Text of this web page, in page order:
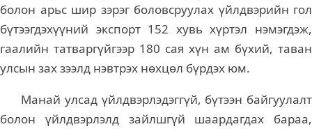
болон арьс шир зэрэг боловсруулах үйлдвэрийн гол
бүтээгдэхүүний экспорт 152 хувь хүртэл нэмэгдэж,
гаалийн татваргүйгээр 180 сая хүн ам бүхий, таван
улсын зах зээлд нэвтрэх нөхцөл бүрдэх юм.
Манай улсад үйлдвэрлэдэггүй, бүтээн байгуулалт
болон үйлдвэрлэлд зайлшгүй шаардагдах бараа,